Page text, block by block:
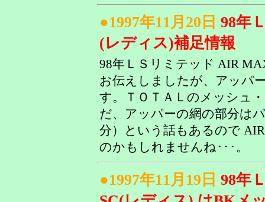
●1997年11月20日 98年
(レディス)補足情報
98年ＬＳリミテッド AIR
お伝えしましたが、アッパ
す。ＴＯＴＡＬのメッシュ
だ、アッパーの網の部分は
分）という話もあるので
のかもしれませんね･･･。
●1997年11月19日 98年